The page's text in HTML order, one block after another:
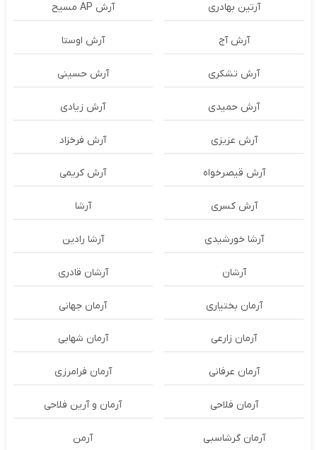
آرتین بهادری آرش AP مسیح
آرش آج آرش اوستا
آرش تشکری آرش حسینی
آرش حمیدی آرش زیادی
آرش عزیزی آرش فرخزاد
آرش قیصرخواه آرش کریمی
آرش کسری آرشا
آرشا خورشیدی آرشا رادین
آرشان آرشان قادری
آرمان بختیاری آرمان جهانی
آرمان زارعی آرمان شهابی
آرمان عرفانی آرمان فرامرزی
آرمان فلاحی آرمان و آرین فلاحی
آرمان گرشاسبی آرمن